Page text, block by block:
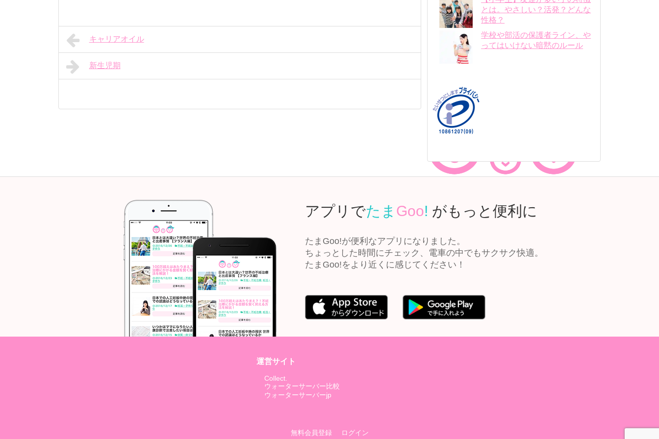
キャリアオイル
新生児期
とは。やさしい？活発？どんな
性格？
学校や部活の保護者ライン、や
ってはいけない暗黙のルール
アプリでたま Goo! がもっと便利に
たまGoo!が便利なアプリになりました。
ちょっとした時間にチェック、電車の中でもサクサク快適。
たまGoo!をより近くに感じてください！
運営サイト
Collect.
ウォーターサーバー比較
ウォーターサーバーjp
無料会員登録 ログイン